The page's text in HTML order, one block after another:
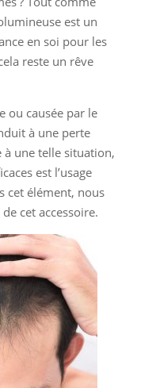
est un
en soi pour les
reste un rêve
ou causée par le
à une perte
à une telle situation,
est l’usage
cet élément, nous
cet accessoire.